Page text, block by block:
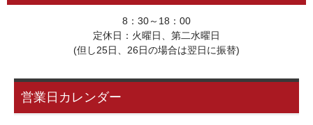
8：30～18：00
定休日：火曜日、第二水曜日
(但し25日、26日の場合は翌日に振替)
営業日カレンダー